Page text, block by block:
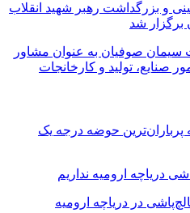
و بزرگداشت رهبر شهید انقلاب
شد
صوفیان به عنوان مشاور
صنایع، تولید و کارخانجات
پرباران‌ترین حوضه‌ درجه یک
دریاچه ارومیه نداریم
در دریاچه ارومیه